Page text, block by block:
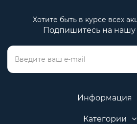
Хотите быть в курсе всех
Подпишитесь на нашу
Информация
Категории